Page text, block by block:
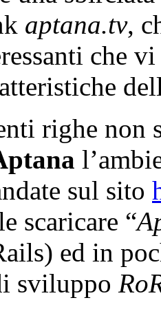
aptana.tv,
che
righe non
sul sito
scaricare “
ed in
sviluppo